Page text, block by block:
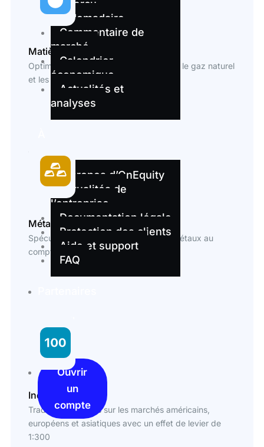
Aperçu
hebdomadaire
Commentaire de
marché
Calendrier
économique
Actualités et
analyses
À propos d’OnEquity
Actualités de
l’entreprise
Documentation légale
Protection des clients
Aide et support
FAQ
client
Ouvrir
un
compte
Matières premières
Optimisez votre exposition sur le Brent, le gaz naturel
et les principales matières premières
Métaux au comptant
Spéculez sur l'or, l'argent et d'autres métaux au
comptant à faibles coûts
Indices
Tradez des indices sur les marchés américains,
européens et asiatiques avec un effet de levier de
1:300